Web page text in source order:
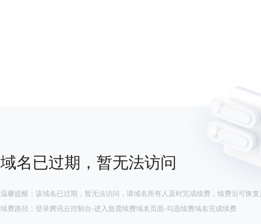
域名已过期，暂无法访问
温馨提醒：该域名已过期，暂无法访问，请域名所有人及时完成续费，续费后可恢复
续费路径：登录腾讯云控制台-进入急需续费域名页面-勾选续费域名完成续费